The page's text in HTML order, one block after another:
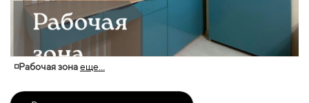
◽Рабочая зонаеще...